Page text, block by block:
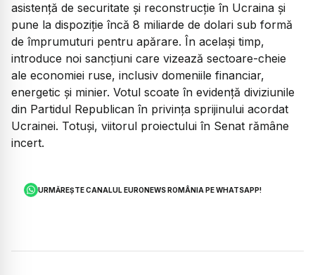
asistență de securitate și reconstrucție în Ucraina și
pune la dispoziție încă 8 miliarde de dolari sub formă
de împrumuturi pentru apărare. În același timp,
introduce noi sancțiuni care vizează sectoare-cheie
ale economiei ruse, inclusiv domeniile financiar,
energetic și minier. Votul scoate în evidență diviziunile
din Partidul Republican în privința sprijinului acordat
Ucrainei. Totuși, viitorul proiectului în Senat rămâne
incert.
URMĂREȘTE CANALUL EURONEWS ROMÂNIA PE WHATSAPP!